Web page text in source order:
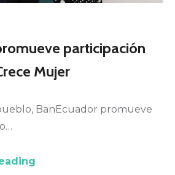
participación
Mujer
BanEcuador promueve